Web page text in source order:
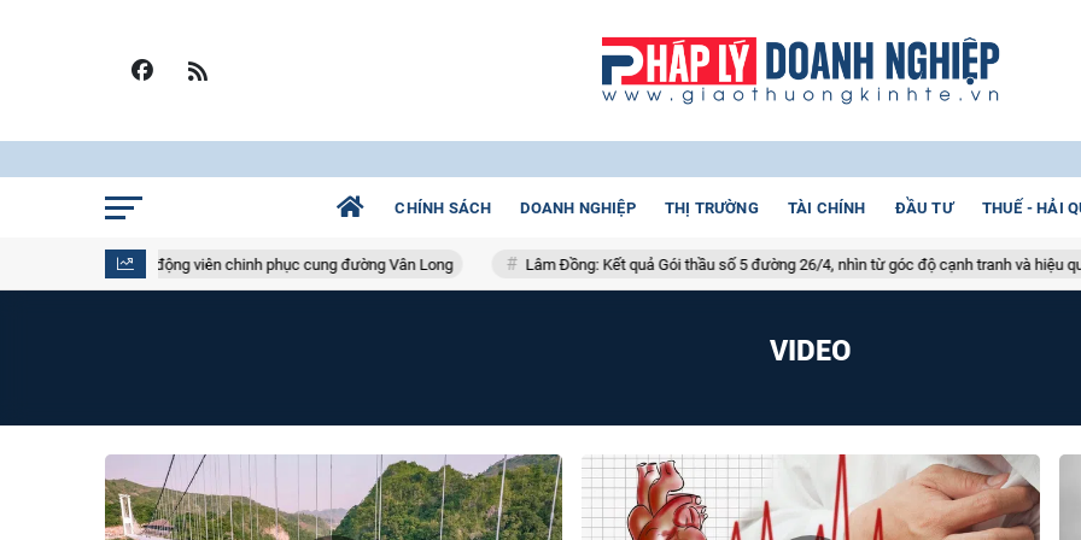
CHÍNH SÁCH DOANH NGHIỆP THỊ TRƯỜNG TÀI CHÍNH ĐẦU TƯ THUẾ - HẢI
đưa vận động viên chinh phục cung đường Vân Long Lâm Đồng: Kết quả Gói thầu số 5 đường 26/4, nhìn từ góc độ cạnh tranh và hiệu quả đầu tư
VIDEO